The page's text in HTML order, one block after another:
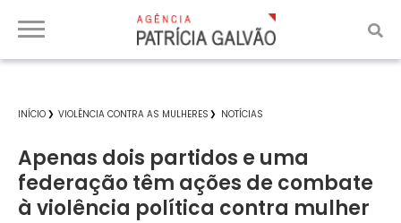
INÍCIO VIOLÊNCIA CONTRA AS MULHERES NOTÍCIAS
Apenas dois partidos e uma
federação têm ações de combate
à violência política contra mulher